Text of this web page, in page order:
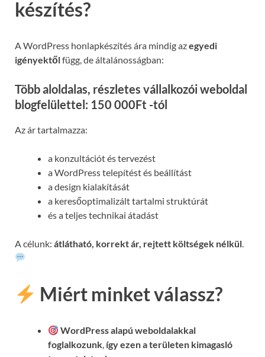
készítés?
A WordPress honlapkészítés ára mindig azegyedi
igényektőlfügg, de általánosságban:
Több aloldalas, részletes vállalkozói weboldal
blogfelülettel: 150 000Ft -tól
Az ár tartalmazza:
a konzultációt és tervezést
a WordPress telepítést és beállítást
a design kialakítását
a keresőoptimalizált tartalmi struktúrát
és a teljes technikai átadást
A célunk: átlátható, korrekt ár, rejtett költségek nélkül
Miért minket válassz?
WordPress alapú weboldalakkal
foglalkozunk, így ezen a területen kimagasló